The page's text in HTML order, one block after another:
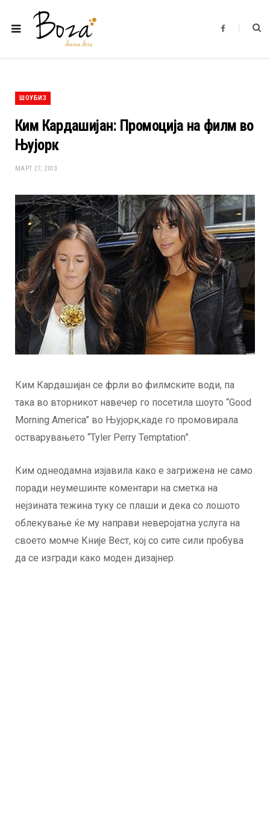
F
b
ШОУБИЗ
Ким Кардашијан: Промоција на филм во
Њујорк
МАРТ 27, 2013
Ким Кардашијан се фрли во филмските води, па
така во вторникот навечер го посетила шоуто “Good
Morning America” во Њујорк,каде го промовирала
остварувањето “Tyler Perry Temptation”.
Ким однеодамна изјавила како е загрижена не само
поради неумешинте коментари на сметка на
нејзината тежина туку се плаши и дека со лошото
облекување ќе му направи неверојатна услуга на
своето момче Кније Вест, кој со сите сили пробува
да се изгради како моден дизајнер.